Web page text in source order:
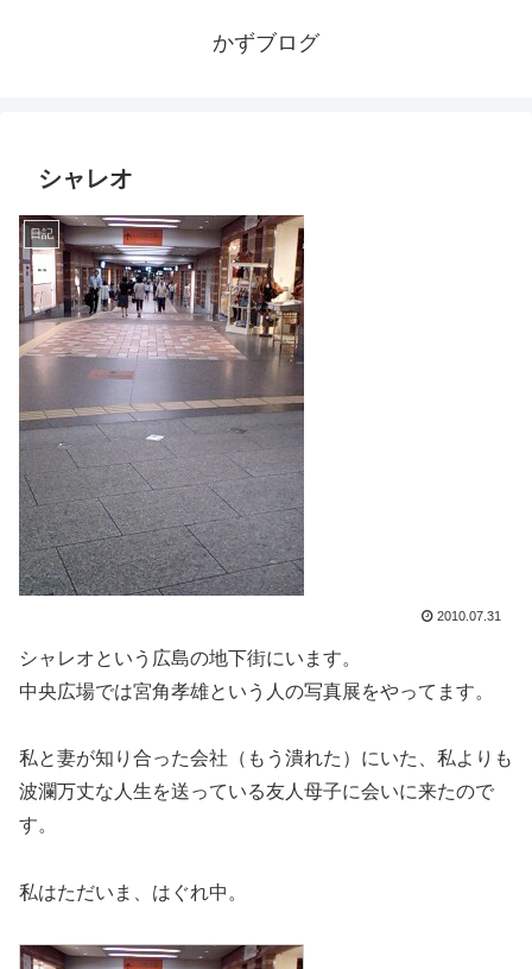
かずブログ
シャレオ
日記
2010.07.31
シャレオという広島の地下街にいます。
中央広場では宮角孝雄という人の写真展をやってます。
私と妻が知り合った会社（もう潰れた）にいた、私よりも
波瀾万丈な人生を送っている友人母子に会いに来たので
す。
私はただいま、はぐれ中。